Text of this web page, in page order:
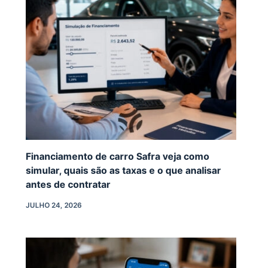
Financiamento de carro Safra veja como
simular, quais são as taxas e o que analisar
antes de contratar
JULHO 24, 2026